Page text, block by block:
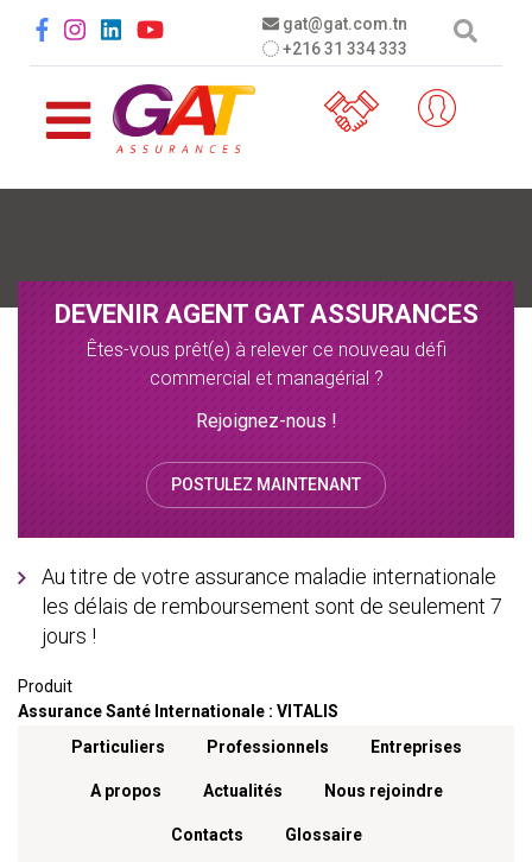
gat@gat.com.tn
+216 31 334 333
Social menu
DEVENIR AGENT GAT ASSURANCES
Êtes-vous prêt(e) à relever ce nouveau défi
commercial et managérial ?
Rejoignez-nous !
POSTULEZ MAINTENANT
Au titre de votre assurance maladie internationale
les délais de remboursement sont de seulement 7
jours !
Produit
Assurance Santé Internationale : VITALIS
Menu footer
Particuliers Professionnels Entreprises
A propos Actualités Nous rejoindre
Contacts Glossaire